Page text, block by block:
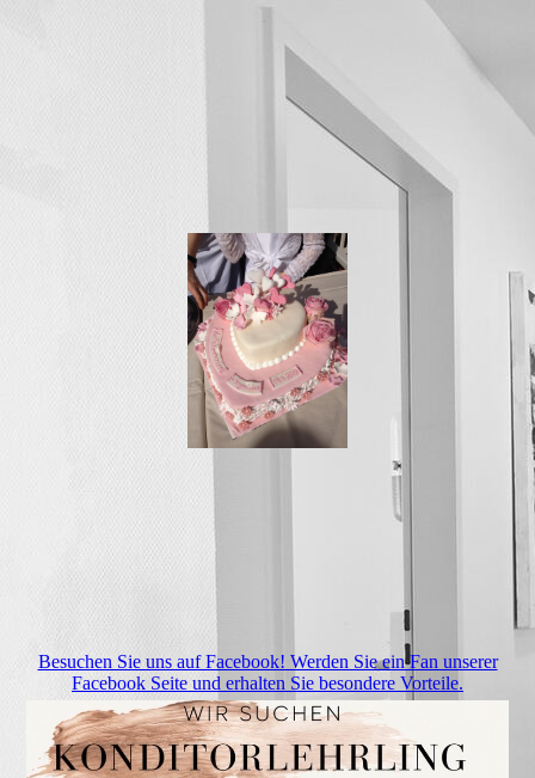
Besuchen Sie uns auf Facebook! Werden Sie ein Fan unserer
Facebook Seite und erhalten Sie besondere Vorteile.